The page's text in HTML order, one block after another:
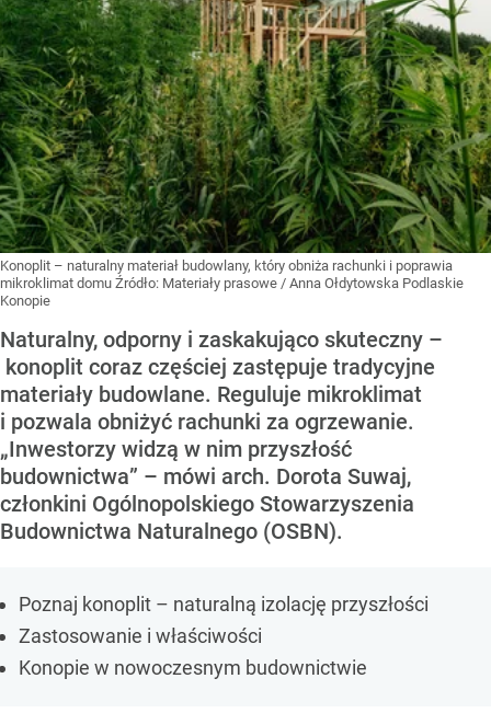
Konoplit – naturalny materiał budowlany, który obniża rachunki i poprawia
mikroklimat domu Źródło: Materiały prasowe / Anna Ołdytowska Podlaskie
Konopie
Naturalny, odporny i zaskakująco skuteczny –
konoplit coraz częściej zastępuje tradycyjne
materiały budowlane. Reguluje mikroklimat
i pozwala obniżyć rachunki za ogrzewanie.
„Inwestorzy widzą w nim przyszłość
budownictwa” – mówi arch. Dorota Suwaj,
członkini Ogólnopolskiego Stowarzyszenia
Budownictwa Naturalnego (OSBN).
Poznaj konoplit – naturalną izolację przyszłości
Zastosowanie i właściwości
Konopie w nowoczesnym budownictwie